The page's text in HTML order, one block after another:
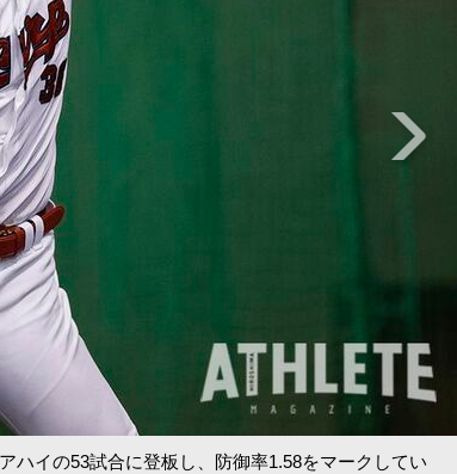
ハイの53試合に登板し、防御率1.58をマークしてい